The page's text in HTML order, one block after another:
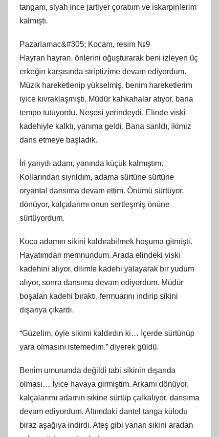
tangam, siyah ince jartiyer çorabım ve iskarpinlerim
kalmıştı.
Pazarlamac&#305; Kocam, resim №9
Hayran hayran, önlerini oğuşturarak beni izleyen üç
erkeğin karşısında striptizime devam ediyordum.
Müzik hareketlenip yükselmiş, benim hareketlerim
iyice kıvraklaşmıştı. Müdür kahkahalar atıyor, bana
tempo tutuyordu. Neşesi yerindeydi. Elinde viski
kadehiyle kalktı, yanıma geldi. Bana sarıldı, ikimiz
dans etmeye başladık.
İri yarıydı adam, yanında küçük kalmıştım.
Kollarından sıyrıldım, adama sürtüne sürtüne
oryantal dansıma devam ettim. Önümü sürtüyor,
dönüyor, kalçalarımı onun sertleşmiş önüne
sürtüyordum.
Koca adamın sikini kaldırabilmek hoşuma gitmişti.
Hayatımdan memnundum. Arada elindeki viski
kadehini alıyor, dilimle kadehi yalayarak bir yudum
alıyor, sonra dansıma devam ediyordum. Müdür
boşalan kadehi bıraktı, fermuarını indirip sikini
dışarıya çıkardı.
“Güzelim, öyle sikimi kaldırdın ki… İçerde sürtünüp
yara olmasını istemedim.” diyerek güldü.
Benim umurumda değildi tabi sikinin dışarıda
olması… İyice havaya girmiştim. Arkamı dönüyor,
kalçalarımı adamın sikine sürtüp çalkalıyor, dansıma
devam ediyordum. Altımdaki dantel tanga külodu
biraz aşağıya indirdi. Ateş gibi yanan sikini aradan